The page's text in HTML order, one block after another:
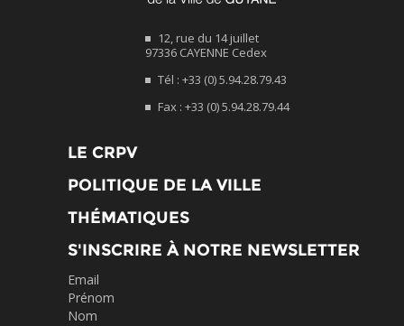
12, rue du 14 juillet
97336 CAYENNE Cedex
Tél : +33 (0) 5.94.28.79.43
Fax : +33 (0) 5.94.28.79.44
LE CRPV
POLITIQUE DE LA VILLE
THÉMATIQUES
S'INSCRIRE À NOTRE NEWSLETTER
Email
Prénom
Nom